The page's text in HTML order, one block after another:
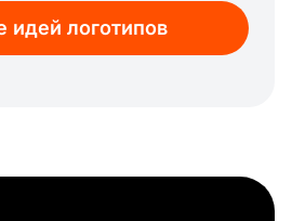
идей логотипов